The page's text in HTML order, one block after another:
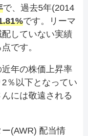
で、過去5年(2014
です。リーマ
していない実績
です。
年の株価上昇率
％以下となってい
には敬遠される
ー(AWR) 配当情